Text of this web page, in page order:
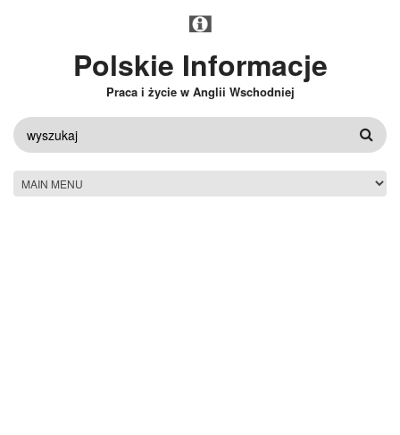
Polskie Informacje
Praca i życie w Anglii Wschodniej
FORMULARZ
WYSZUKIWANIA